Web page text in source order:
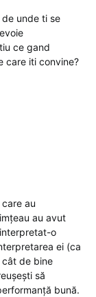
unde ti se
ce gand
care iti convine?
au
au avut
o
ei (ca
cât de bine
să
bună.